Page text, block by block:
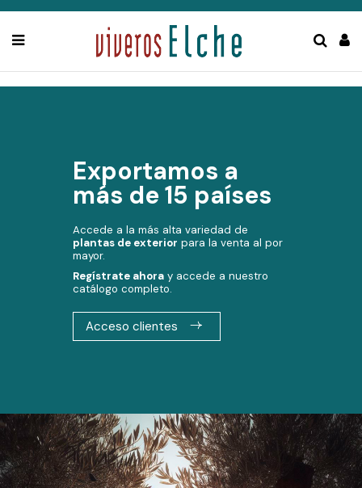
Exportamos a
más de 15 países
Accede a la más alta variedad de
plantas de exterior para la venta al por
mayor.
Regístrate ahoray accede a nuestro
catálogo completo.
Acceso clientes